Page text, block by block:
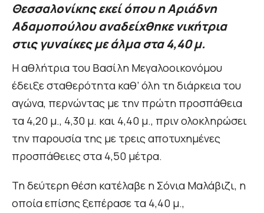
Θεσσαλονίκης εκεί όπου η Αριάδνη
Αδαμοπούλου αναδείχθηκε νικήτρια
στις γυναίκες με άλμα στα 4,40 μ.
Η αθλήτρια του Βασίλη Μεγαλοοικονόμου
έδειξε σταθερότητα καθ’ όλη τη διάρκεια του
αγώνα, περνώντας με την πρώτη προσπάθεια
τα 4,20 μ., 4,30 μ. και 4,40 μ., πριν ολοκληρώσει
την παρουσία της με τρεις αποτυχημένες
προσπάθειες στα 4,50 μέτρα.
Τη δεύτερη θέση κατέλαβε η Σόνια Μαλάβιζι, η
οποία επίσης ξεπέρασε τα 4,40 μ.,